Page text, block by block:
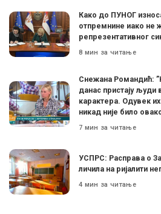
Како до ПУНОГ
отпремнине иако не
репрезентативног
8 мин за читање
Снежана Романдић:
данас пристају
карактера. Одувек
никад није било
7 мин за читање
УСПРС: Расправа о
личила на ријалити
4 мин за читање